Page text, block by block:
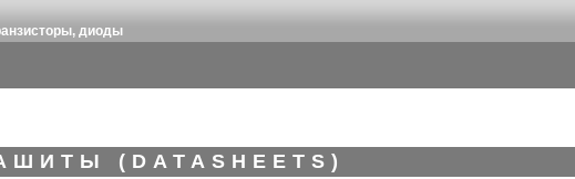
диоды
(DATASHEETS)